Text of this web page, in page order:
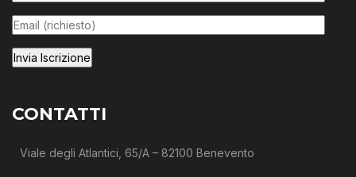
CONTATTI
Viale degli Atlantici, 65/A – 82100 Benevento